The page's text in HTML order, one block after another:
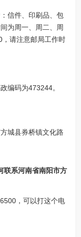
信件、印刷品、包
为周一、周二、周
请注意邮局工作时
编码为473244。
城县券桥镇文化路
联系河南省南阳市方
，可以打这个电